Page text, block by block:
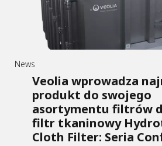
News
Veolia wprowadza
produkt do swojego
asortymentu filtrów
filtr tkaninowy
Cloth Filter: Seria